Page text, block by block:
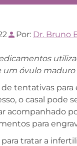
Por: Dr. Bruno
um óvulo
de tentativas
o casal pode
acompanhado
para
tratar a